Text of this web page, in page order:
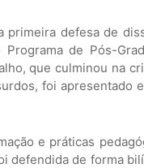
primeira defesa de
de Pós-
que culminou na
foi apresentado
e práticas
defendida de forma